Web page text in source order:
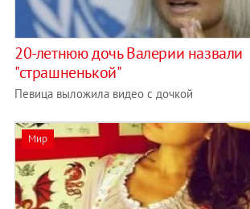
20-летнюю дочь Валерии назвали
"страшненькой"
Певица выложила видео с дочкой
Мир